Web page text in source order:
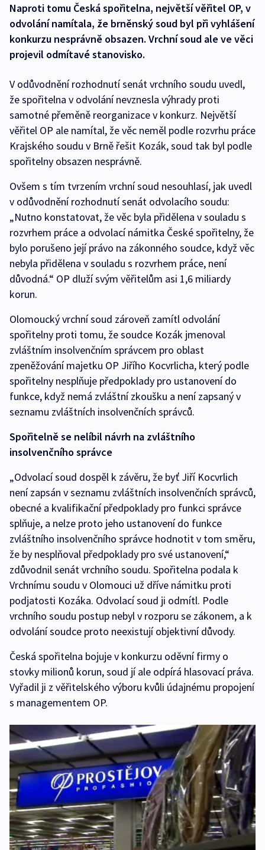
Naproti tomu Česká spořitelna, největší věřitel OP, v
odvolání namítala, že brněnský soud byl při vyhlášení
konkurzu nesprávně obsazen. Vrchní soud ale ve věci
projevil odmítavé stanovisko.
V odůvodnění rozhodnutí senát vrchního soudu uvedl,
že spořitelna v odvolání nevznesla výhrady proti
samotné přeměně reorganizace v konkurz. Největší
věřitel OP ale namítal, že věc neměl podle rozvrhu práce
Krajského soudu v Brně řešit Kozák, soud tak byl podle
spořitelny obsazen nesprávně.
Ovšem s tím tvrzením vrchní soud nesouhlasí, jak uvedl
v odůvodnění rozhodnutí senát odvolacího soudu:
„Nutno konstatovat, že věc byla přidělena v souladu s
rozvrhem práce a odvolací námitka České spořitelny, že
bylo porušeno její právo na zákonného soudce, když věc
nebyla přidělena v souladu s rozvrhem práce, není
důvodná.“ OP dluží svým věřitelům asi 1,6 miliardy
korun.
Olomoucký vrchní soud zároveň zamítl odvolání
spořitelny proti tomu, že soudce Kozák jmenoval
zvláštním insolvenčním správcem pro oblast
zpeněžování majetku OP Jiřího Kocvrlicha, který podle
spořitelny nesplňuje předpoklady pro ustanovení do
funkce, když nemá zvláštní zkoušku a není zapsaný v
seznamu zvláštních insolvenčních správců.
Spořitelně se nelíbil návrh na zvláštního
insolvenčního správce
„Odvolací soud dospěl k závěru, že byť Jiří Kocvrlich
není zapsán v seznamu zvláštních insolvenčních správců,
obecné a kvalifikační předpoklady pro funkci správce
splňuje, a nelze proto jeho ustanovení do funkce
zvláštního insolvenčního správce hodnotit v tom směru,
že by nesplňoval předpoklady pro své ustanovení,“
zdůvodnil senát vrchního soudu. Spořitelna podala k
Vrchnímu soudu v Olomouci už dříve námitku proti
podjatosti Kozáka. Odvolací soud ji odmítl. Podle
vrchního soudu postup nebyl v rozporu se zákonem, a k
odvolání soudce proto neexistují objektivní důvody.
Česká spořitelna bojuje v konkurzu oděvní firmy o
stovky milionů korun, soud jí ale odpírá hlasovací práva.
Vyřadil ji z věřitelského výboru kvůli údajnému propojení
s managementem OP.